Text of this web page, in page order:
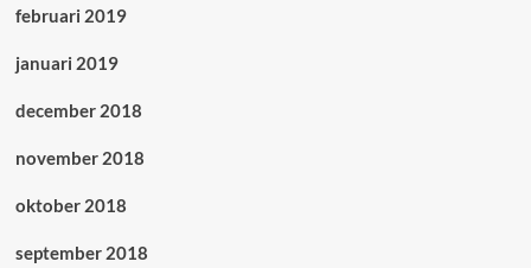
februari 2019
januari 2019
december 2018
november 2018
oktober 2018
september 2018